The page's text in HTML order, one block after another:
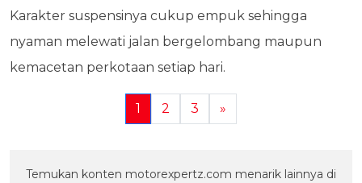
Karakter suspensinya cukup empuk sehingga
nyaman melewati jalan bergelombang maupun
kemacetan perkotaan setiap hari.
1 2 3 »
Temukan konten motorexpertz.com menarik lainnya di